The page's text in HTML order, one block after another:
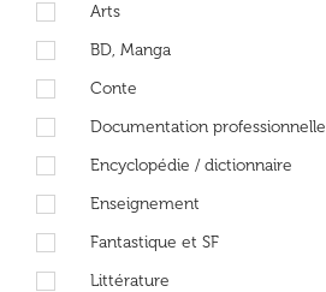
Arts
BD, Manga
Conte
Documentation professionnelle
Encyclopédie / dictionnaire
Enseignement
Fantastique et SF
Littérature